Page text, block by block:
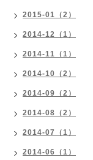
2015-01（2）
2014-12（1）
2014-11（1）
2014-10（2）
2014-09（2）
2014-08（2）
2014-07（1）
2014-06（1）